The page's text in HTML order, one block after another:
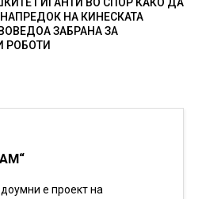
ГИГАНТИ ВО СПОР КАКО ДА
НА КИНЕСКАТА
ЗАБРАНА ЗА
РОБОТИ
е проект на